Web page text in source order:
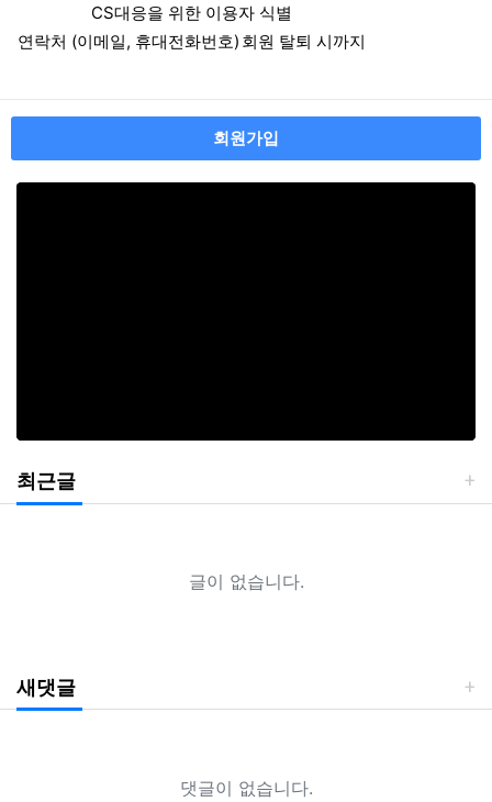
CS대응을 위한 이용자 식별
연락처 (이메일, 휴대전화번호) 회원 탈퇴 시까지
회원가입
최근글
글이 없습니다.
새댓글
댓글이 없습니다.